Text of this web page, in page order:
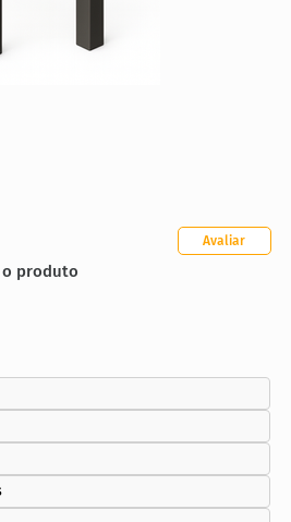
5
o produto
Avaliar